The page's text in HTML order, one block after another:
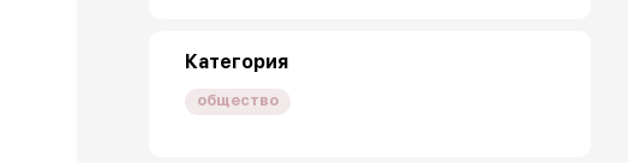
Категория
общество